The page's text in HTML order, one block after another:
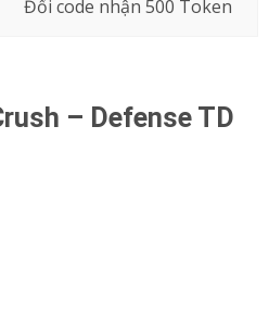
Đổi code nhận 500 Token
– Defense TD